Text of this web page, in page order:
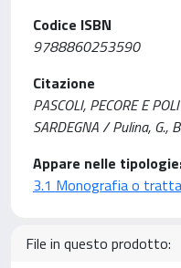
Codice ISBN
9788860253590
Citazione
PASCOLI, PECORE E
SARDEGNA / Pulina, G.,
Appare nelle
3.1 Monografia o
File in questo prodotto: